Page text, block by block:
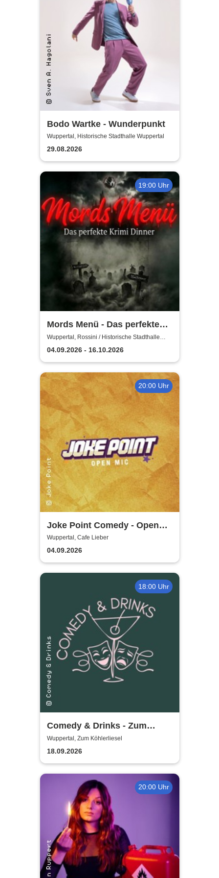
Bodo Wartke - Wunderpunkt
Wuppertal, Historische Stadthalle Wuppertal
29.08.2026
19:00 Uhr
Mords Menü - Das perfekte
Krimi Dinner
Wuppertal, Rossini / Historische Stadthalle
Wuppertal
04.09.2026 - 16.10.2026
20:00 Uhr
Joke Point Comedy - Open
Mic | Cafe Lieber
Wuppertal, Cafe Lieber
04.09.2026
18:00 Uhr
Comedy & Drinks - Zum
Köhlerliesel
Wuppertal, Zum Köhlerliesel
18.09.2026
20:00 Uhr